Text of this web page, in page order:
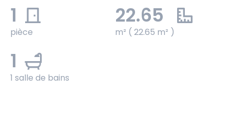
1
pièce
22.65
m² ( 22.65 m² )
1
1 salle de bains